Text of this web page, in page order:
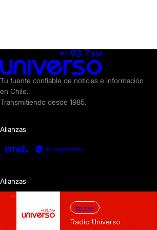
En vivo
Radio Universo
Tu fuente confiable de noticias e información
en Chile.
Transmitiendo desde 1985.
Alianzas
Alianzas